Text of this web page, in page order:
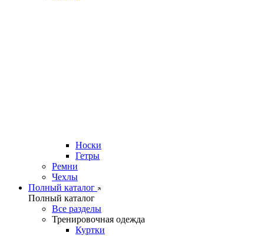
Носки
Гетры
Ремни
Чехлы
Полный каталог
Полный каталог
Все разделы
Тренировочная одежда
Куртки